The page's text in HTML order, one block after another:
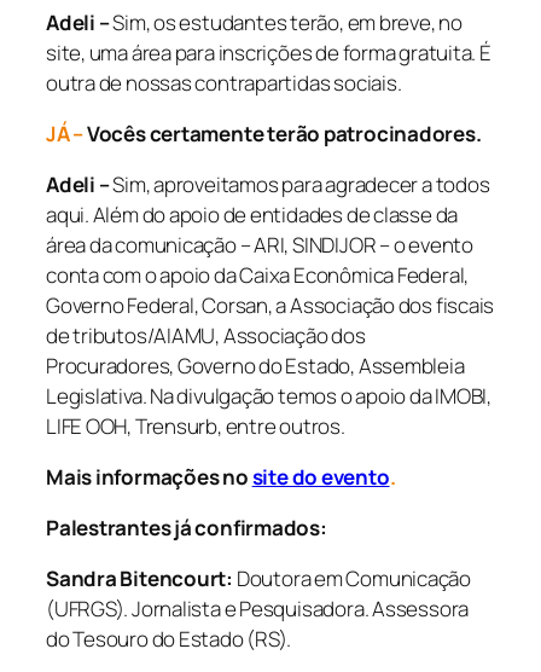
Adeli –Sim, os estudantes terão, em breve, no
site, uma área para inscrições de forma gratuita. É
outra de nossas contrapartidas sociais.
JÁ –Vocês certamente terão patrocinadores.
Adeli –Sim, aproveitamos para agradecer a todos
aqui. Além do apoio de entidades de classe da
área da comunicação – ARI, SINDIJOR – o evento
conta com o apoio da Caixa Econômica Federal,
Governo Federal, Corsan, a Associação dos fiscais
de tributos/AIAMU, Associação dos
Procuradores, Governo do Estado, Assembleia
Legislativa. Na divulgação temos o apoio da IMOBI,
LIFE OOH, Trensurb, entre outros.
Mais informações nosite do evento.
Palestrantes já confirmados:
Sandra Bitencourt: Doutora em Comunicação
(UFRGS). Jornalista e Pesquisadora. Assessora
do Tesouro do Estado (RS).